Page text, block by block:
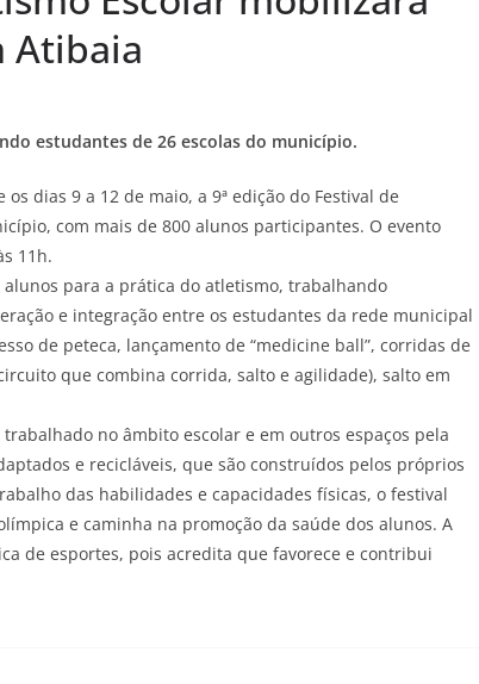
Atibaia
estudantes de 26 escolas do município.
dias 9 a 12 de maio, a 9ª edição do Festival de
com mais de 800 alunos participantes. O evento
11h.
para a prática do atletismo, trabalhando
e integração entre os estudantes da rede municipal
de peteca, lançamento de “medicine ball”, corridas de
que combina corrida, salto e agilidade), salto em
no âmbito escolar e em outros espaços pela
e recicláveis, que são construídos pelos próprios
das habilidades e capacidades físicas, o festival
e caminha na promoção da saúde dos alunos. A
de esportes, pois acredita que favorece e contribui